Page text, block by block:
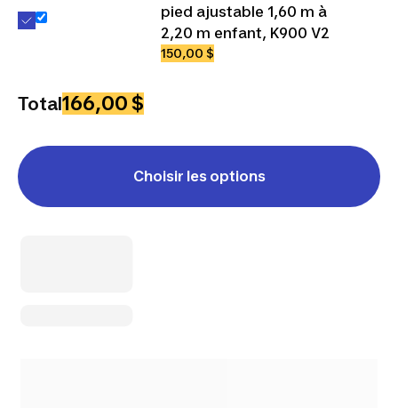
pied ajustable 1,60 m à
2,20 m enfant, K900 V2
150,00 $
Total166,00 $
Choisir les options